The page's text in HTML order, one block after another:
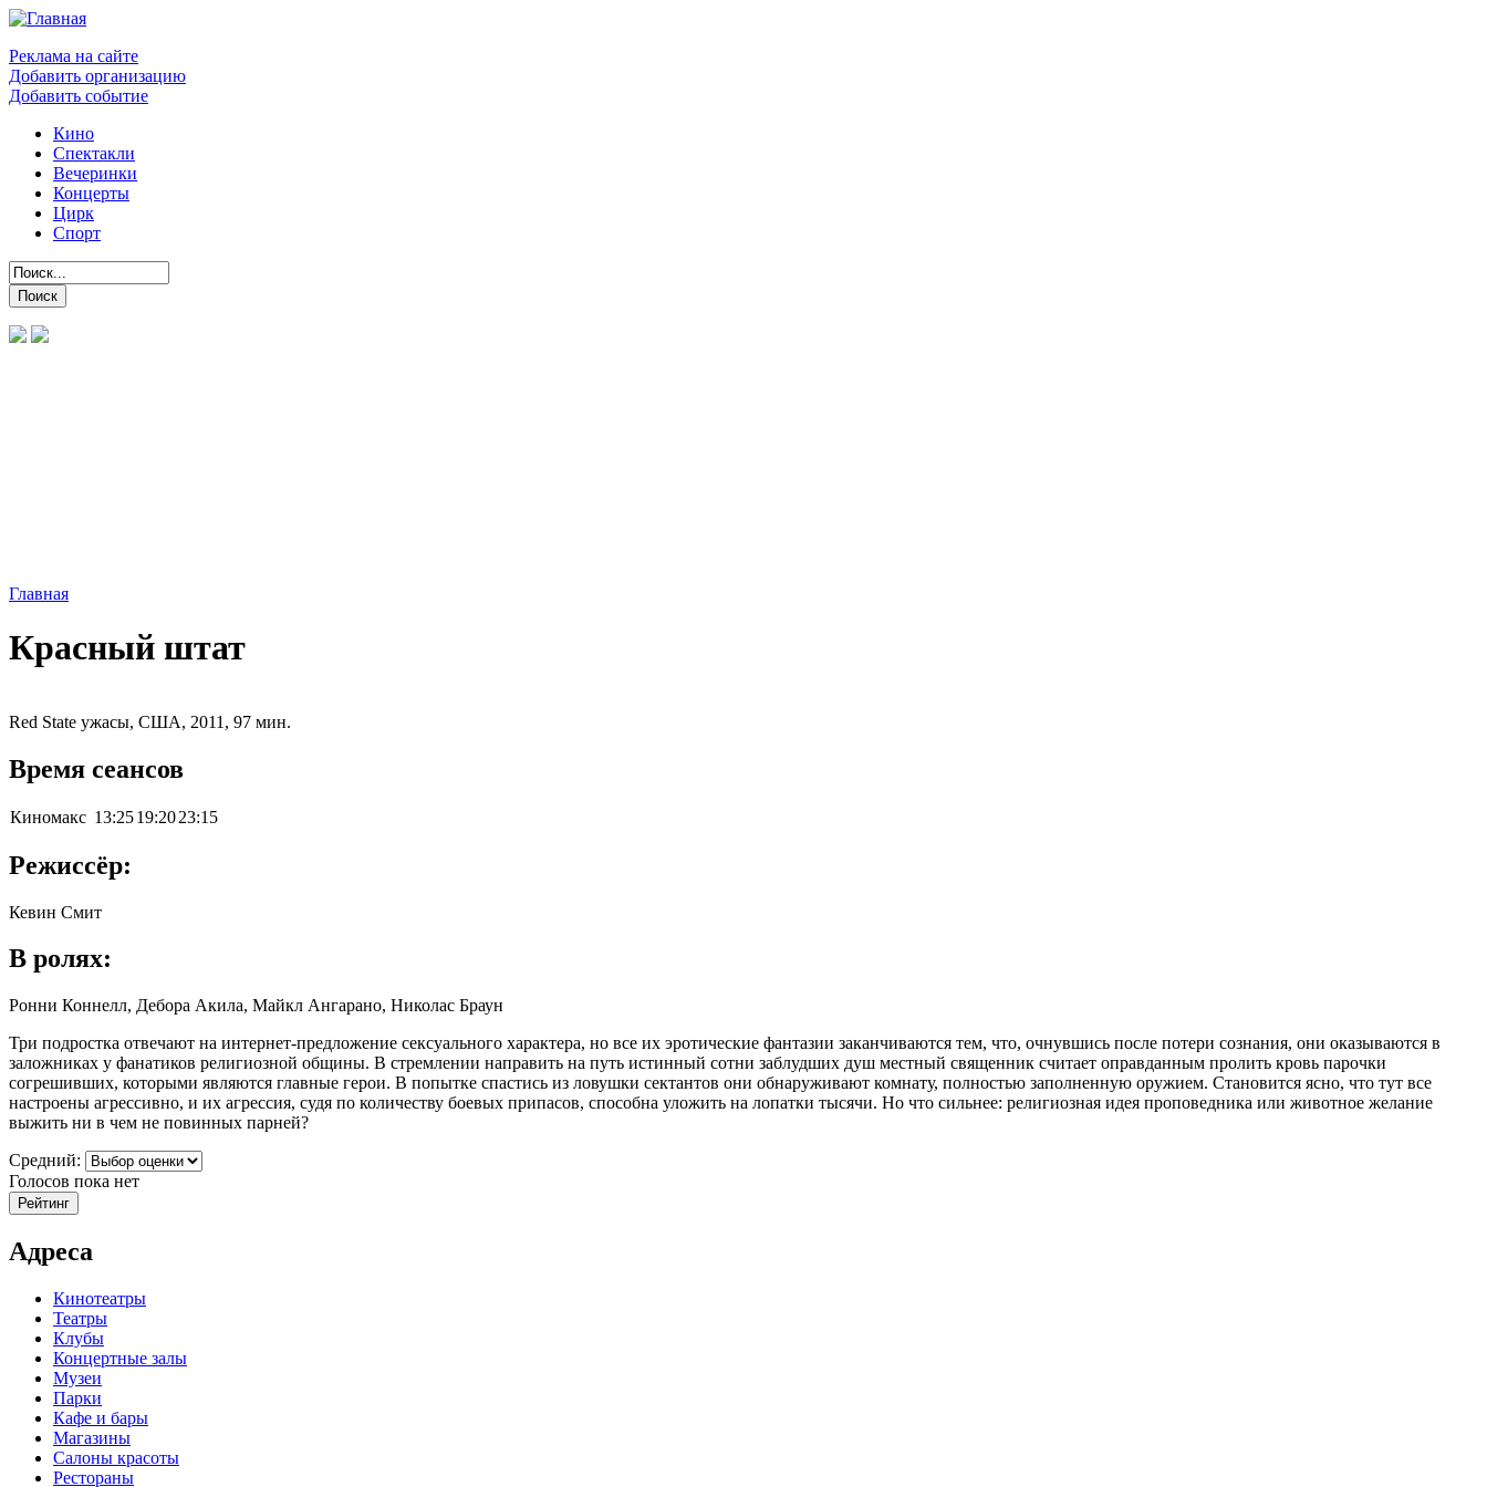
Реклама на сайте
Добавить организацию
Добавить событие
Кино
Спектакли
Вечеринки
Концерты
Цирк
Спорт
Главная
Красный штат
Red State ужасы, США, 2011, 97 мин.
Время сеансов
Киномакс 13:2519:2023:15
Режиссёр:
Кевин Смит
В ролях:
Ронни Коннелл, Дебора Акила, Майкл Ангарано, Николас Браун
Три подростка отвечают на интернет-предложение сексуального характера, но все их эротические фантазии заканчиваются тем, что, очнувшись после потери сознания, они оказываются в
заложниках у фанатиков религиозной общины. В стремлении направить на путь истинный сотни заблудших душ местный священник считает оправданным пролить кровь парочки
согрешивших, которыми являются главные герои. В попытке спастись из ловушки сектантов они обнаруживают комнату, полностью заполненную оружием. Становится ясно, что тут все
настроены агрессивно, и их агрессия, судя по количеству боевых припасов, способна уложить на лопатки тысячи. Но что сильнее: религиозная идея проповедника или животное желание
выжить ни в чем не повинных парней?
Средний:
Голосов пока нет
Адреса
Кинотеатры
Театры
Клубы
Концертные залы
Музеи
Парки
Кафе и бары
Магазины
Салоны красоты
Рестораны